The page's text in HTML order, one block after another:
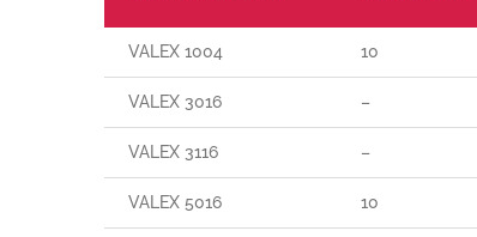
VALEX 1004 10
VALEX 3016 –
VALEX 3116 –
VALEX 5016 10